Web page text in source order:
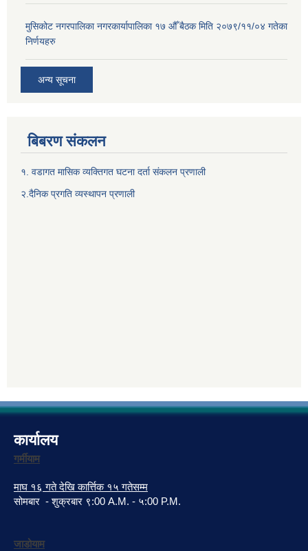
मुसिकोट नगरपालिका नगरकार्यापालिका १७ औँ बैठक मिति २०७९/११/०४ गतेका
निर्णयहरु
अन्य सूचना
बिबरण संकलन
१. वडागत मासिक व्यक्तिगत घटना दर्ता संकलन प्रणाली
२.दैनिक प्रगति व्यस्थापन प्रणाली
कार्यालय
गर्मीयाम
माघ १६ गते देखि कार्त्तिक १५ गतेसम्म
सोमबार - शुक्रबार ९:00 A.M. - ५:00 P.M.
जाडोयाम